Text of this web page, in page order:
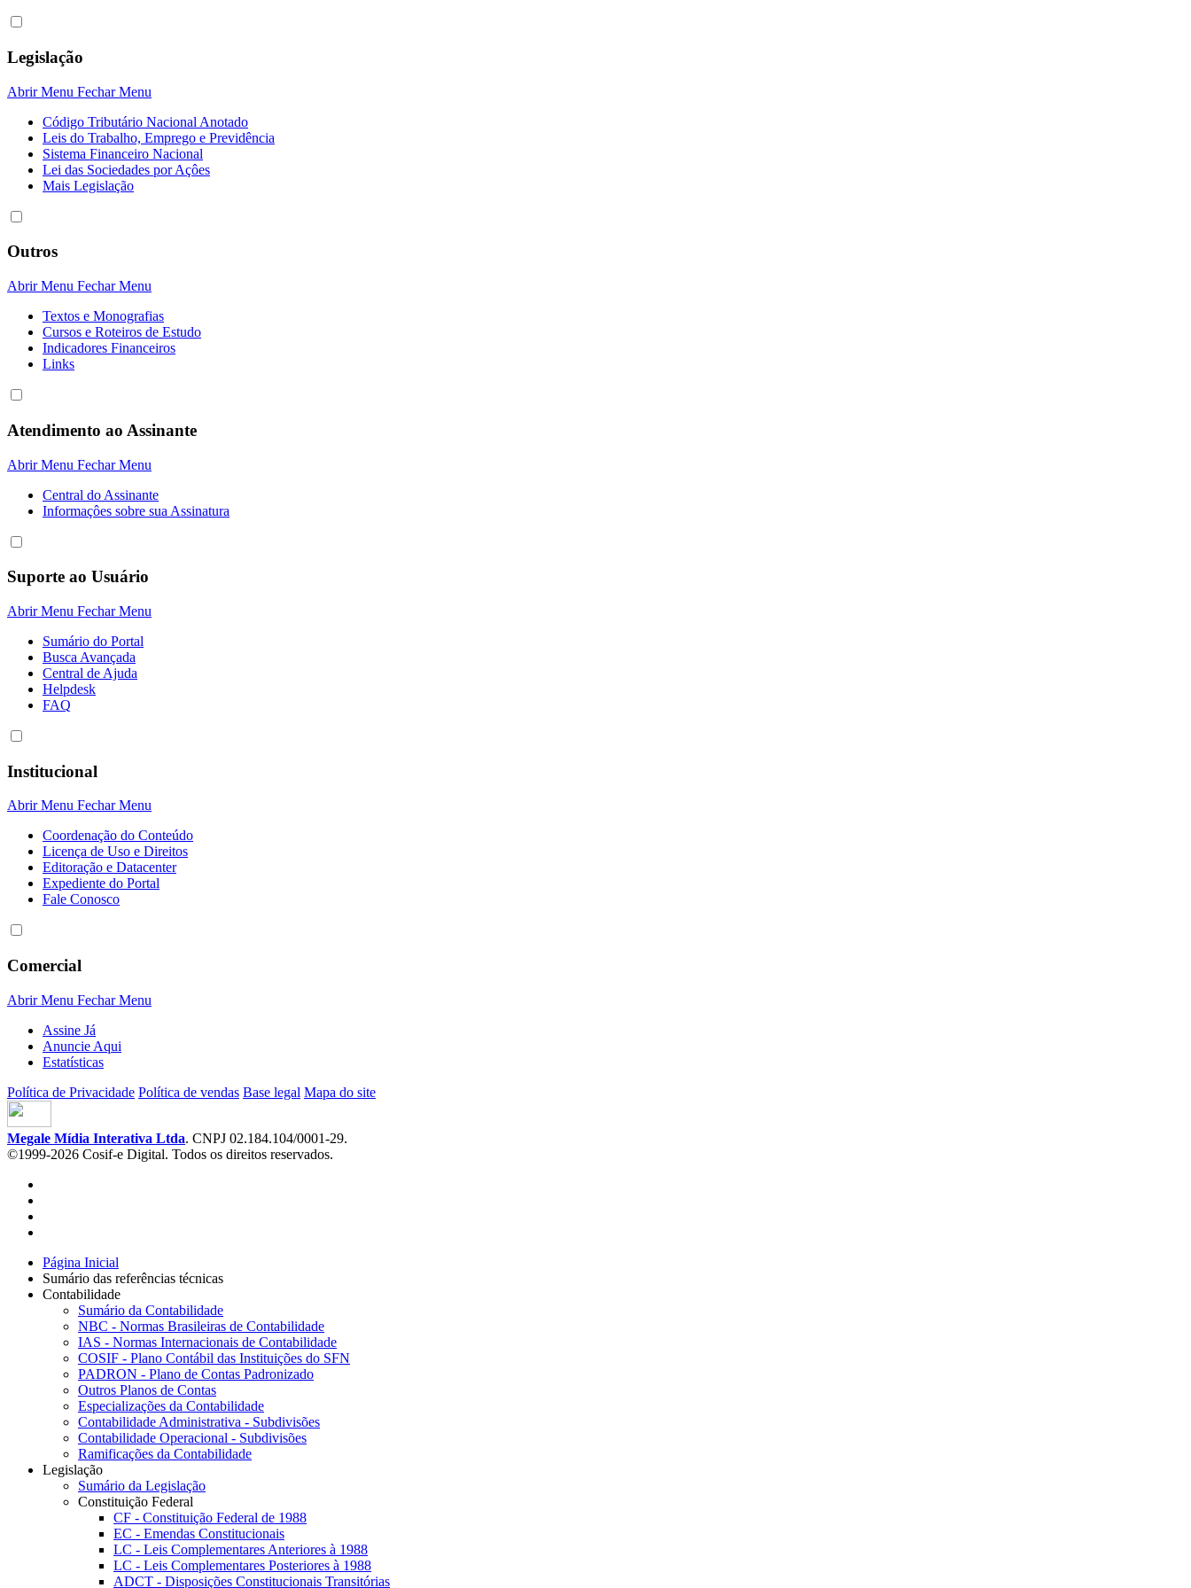
Legislação
Abrir Menu Fechar Menu
Código Tributário Nacional Anotado
Leis do Trabalho, Emprego e Previdência
Sistema Financeiro Nacional
Lei das Sociedades por Açôes
Mais Legislação
Outros
Abrir Menu Fechar Menu
Textos e Monografias
Cursos e Roteiros de Estudo
Indicadores Financeiros
Links
Atendimento ao Assinante
Abrir Menu Fechar Menu
Central do Assinante
Informaçôes sobre sua Assinatura
Suporte ao Usuário
Abrir Menu Fechar Menu
Sumário do Portal
Busca Avançada
Central de Ajuda
Helpdesk
FAQ
Institucional
Abrir Menu Fechar Menu
Coordenação do Conteúdo
Licença de Uso e Direitos
Editoração e Datacenter
Expediente do Portal
Fale Conosco
Comercial
Abrir Menu Fechar Menu
Assine Já
Anuncie Aqui
Estatísticas
Política de Privacidade Política de vendas Base legal Mapa do site
Megale Mídia Interativa Ltda. CNPJ 02.184.104/0001-29.
©1999-2026 Cosif-e Digital. Todos os direitos reservados.
Página Inicial
Sumário das referências técnicas
Contabilidade
Sumário da Contabilidade
NBC - Normas Brasileiras de Contabilidade
IAS - Normas Internacionais de Contabilidade
COSIF - Plano Contábil das Instituições do SFN
PADRON - Plano de Contas Padronizado
Outros Planos de Contas
Especializações da Contabilidade
Contabilidade Administrativa - Subdivisões
Contabilidade Operacional - Subdivisões
Ramificações da Contabilidade
Legislação
Sumário da Legislação
Constituição Federal
CF - Constituição Federal de 1988
EC - Emendas Constitucionais
LC - Leis Complementares Anteriores à 1988
LC - Leis Complementares Posteriores à 1988
ADCT - Disposições Constitucionais Transitórias